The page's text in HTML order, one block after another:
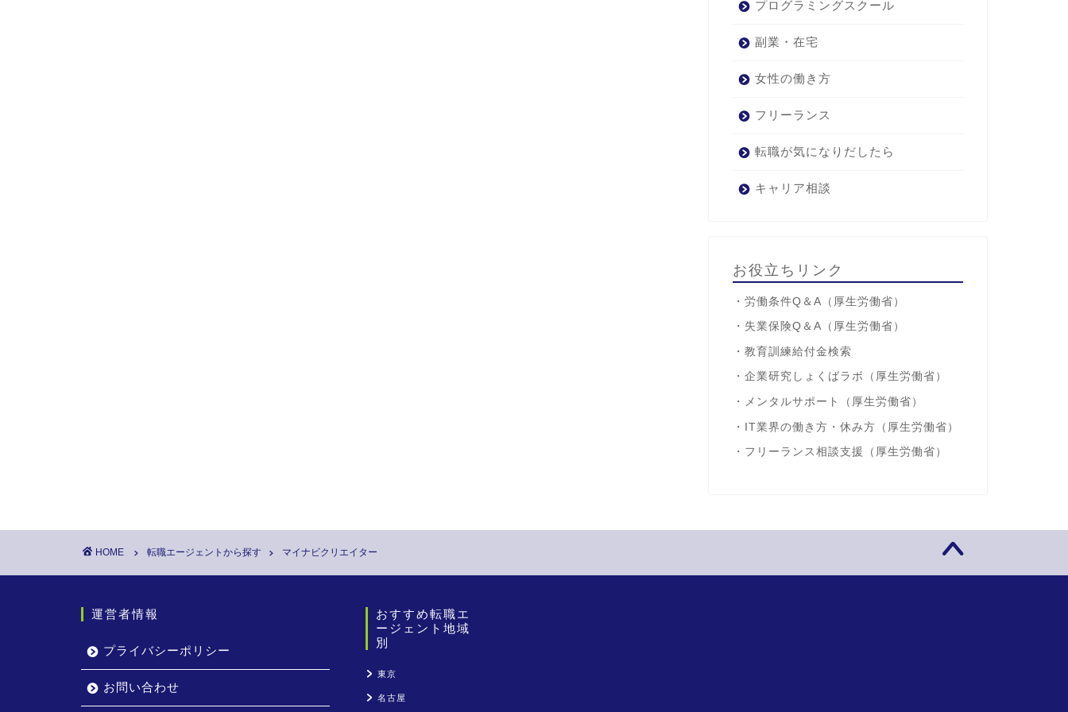
プログラミングスクール
副業・在宅
女性の働き方
フリーランス
転職が気になりだしたら
キャリア相談
お役立ちリンク
・ 労働条件Q＆A （厚生労働省）
・ 失業保険Q＆A （厚生労働省）
・ 教育訓練給付金検索
・ 企業研究しょくばラボ （厚生労働省）
・ メンタルサポート （厚生労働省）
・ IT業界の働き方・休み方 （厚生労働省）
・ フリーランス相談支援 （厚生労働省）
HOME 転職エージェントから探す マイナビクリエイター
運営者情報
プライバシーポリシー
お問い合わせ
おすすめ転職エ
ージェント地域
別
東京
名古屋